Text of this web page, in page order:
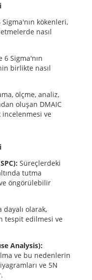
Sigma'nın kökenleri,
nasıl
6 Sigma'nın
birlikte nasıl
ölçme, analiz,
oluşan DMAIC
incelenmesi ve
Süreçlerdeki
tutma
öngörülebilir
dayalı olarak,
tespit edilmesi ve
Analysis):
ve bu nedenlerin
ve 5N